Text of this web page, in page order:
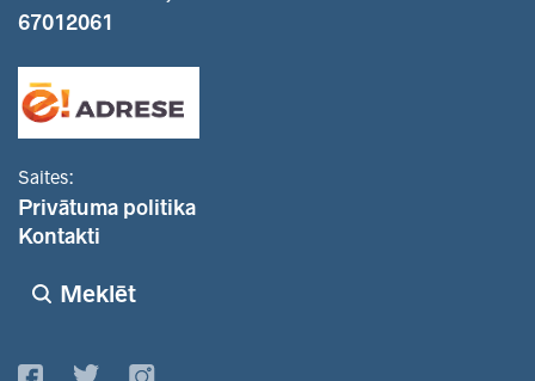
67012061
Saites:
Privātuma politika
Kontakti
Meklēt